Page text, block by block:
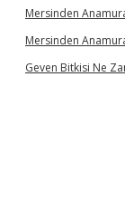
Mersinden
Mersinden
Geven Bitkisi Ne